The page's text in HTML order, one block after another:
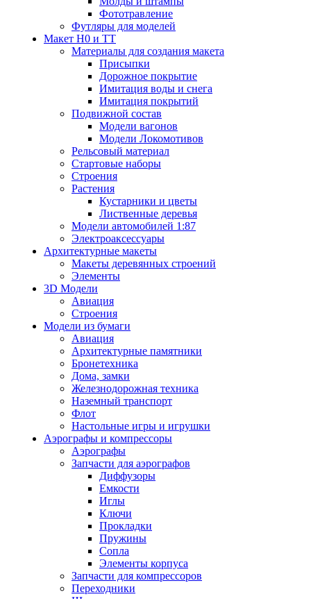
Фототравление
Футляры для моделей
Макет H0 и TT
Материалы для создания макета
Присыпки
Дорожное покрытие
Имитация воды и снега
Имитация покрытий
Подвижной состав
Модели вагонов
Модели Локомотивов
Рельсовый материал
Стартовые наборы
Строения
Растения
Кустарники и цветы
Лиственные деревья
Модели автомобилей 1:87
Электроаксессуары
Архитектурные макеты
Макеты деревянных строений
Элементы
3D Модели
Авиация
Строения
Модели из бумаги
Авиация
Архитектурные памятники
Бронетехника
Дома, замки
Железнодорожная техника
Наземный транспорт
Флот
Настольные игры и игрушки
Аэрографы и компрессоры
Аэрографы
Запчасти для аэрографов
Диффузоры
Емкости
Иглы
Ключи
Прокладки
Пружины
Сопла
Элементы корпуса
Запчасти для компрессоров
Переходники